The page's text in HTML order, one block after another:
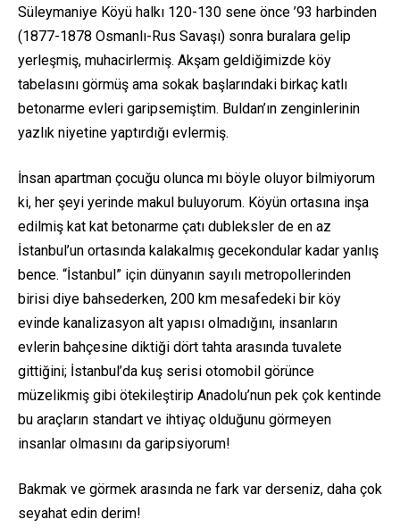
Süleymaniye Köyü halkı 120-130 sene önce ’93 harbinden
(1877-1878 Osmanlı-Rus Savaşı) sonra buralara gelip
yerleşmiş, muhacirlermiş. Akşam geldiğimizde köy
tabelasını görmüş ama sokak başlarındaki birkaç katlı
betonarme evleri garipsemiştim. Buldan’ın zenginlerinin
yazlık niyetine yaptırdığı evlermiş.
İnsan apartman çocuğu olunca mı böyle oluyor bilmiyorum
ki, her şeyi yerinde makul buluyorum. Köyün ortasına inşa
edilmiş kat kat betonarme çatı dubleksler de en az
İstanbul’un ortasında kalakalmış gecekondular kadar yanlış
bence. “İstanbul” için dünyanın sayılı metropollerinden
birisi diye bahsederken, 200 km mesafedeki bir köy
evinde kanalizasyon alt yapısı olmadığını, insanların
evlerin bahçesine diktiği dört tahta arasında tuvalete
gittiğini; İstanbul’da kuş serisi otomobil görünce
müzelikmiş gibi ötekileştirip Anadolu’nun pek çok kentinde
bu araçların standart ve ihtiyaç olduğunu görmeyen
insanlar olmasını da garipsiyorum!
Bakmak ve görmek arasında ne fark var derseniz, daha çok
seyahat edin derim!